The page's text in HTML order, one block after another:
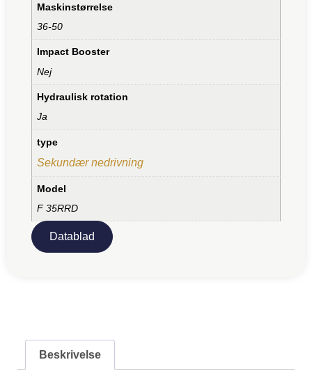
Maskinstørrelse
36-50
Impact Booster
Nej
Hydraulisk rotation
Ja
type
Sekundær nedrivning
Model
F 35RRD
Datablad
Beskrivelse